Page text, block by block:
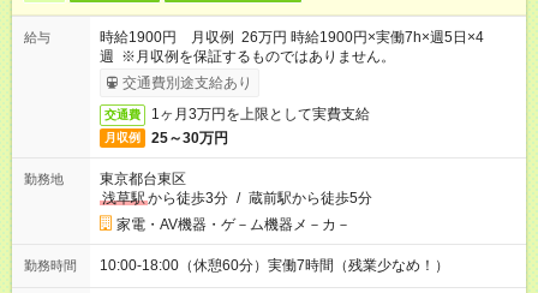
給与
時給1900円 月収例 26万円 時給1900円×実働7h×週5日×4
週 ※月収例を保証するものではありません。
交通費別途支給あり
交通費 1ヶ月3万円を上限として実費支給
月収例 25～30万円
勤務地
東京都台東区
浅草駅から徒歩3分 / 蔵前駅から徒歩5分
家電・AV機器・ゲ－ム機器メ－カ－
勤務時間 10:00-18:00（休憩60分）実働7時間（残業少なめ！）